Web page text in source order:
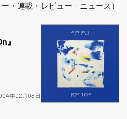
・連載・レビュー・ニュース）
』
年12月08日